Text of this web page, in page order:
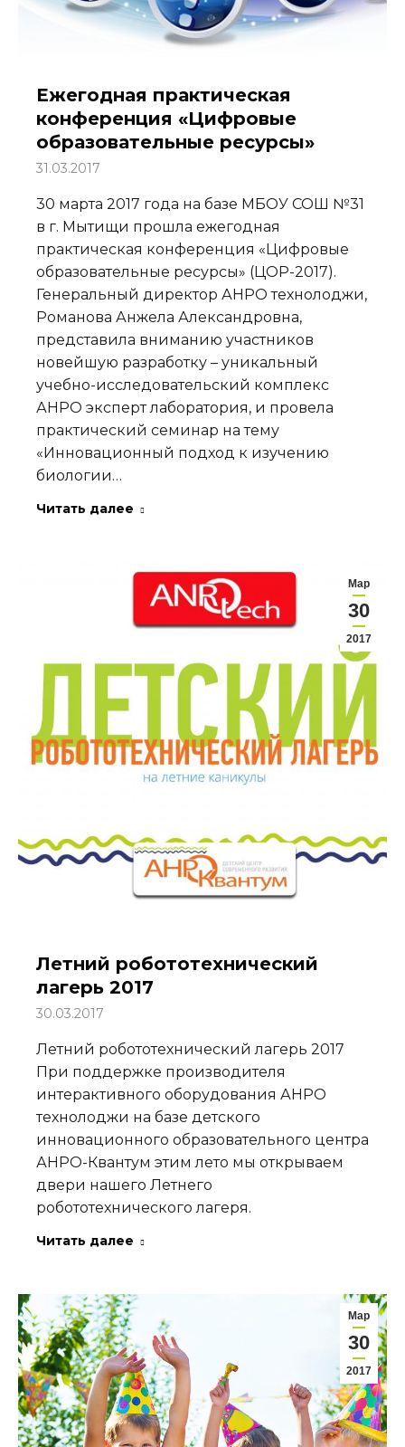
Ежегодная практическая
конференция «Цифровые
образовательные ресурсы»
31.03.2017
30 марта 2017 года на базе МБОУ СОШ №31
в г. Мытищи прошла ежегодная
практическая конференция «Цифровые
образовательные ресурсы» (ЦОР-2017).
Генеральный директор АНРО технолоджи,
Романова Анжела Александровна,
представила вниманию участников
новейшую разработку – уникальный
учебно-исследовательский комплекс
АНРО эксперт лаборатория, и провела
практический семинар на тему
«Инновационный подход к изучению
биологии…
Читать далее
Мар
30
2017
Летний робототехнический
лагерь 2017
30.03.2017
Летний робототехнический лагерь 2017
При поддержке производителя
интерактивного оборудования АНРО
технолоджи на базе детского
инновационного образовательного центра
АНРО-Квантум этим лето мы открываем
двери нашего Летнего
робототехнического лагеря.
Читать далее
Мар
30
2017